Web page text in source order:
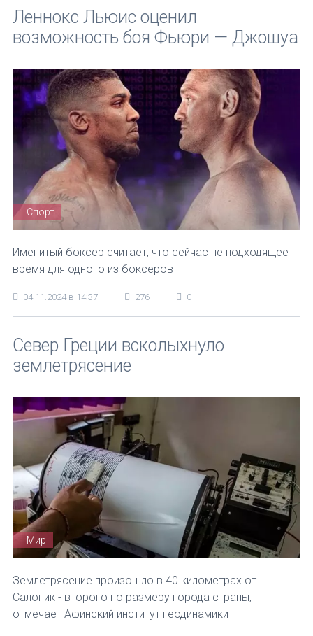
Леннокс Льюис оценил
возможность боя Фьюри — Джошуа
Спорт
Именитый боксер считает, что сейчас не подходящее
время для одного из боксеров
04.11.2024 в 14:37 276 0
Север Греции всколыхнуло
землетрясение
Мир
Землетрясение произошло в 40 километрах от
Салоник - второго по размеру города страны,
отмечает Афинский институт геодинамики